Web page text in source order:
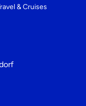
& Cruises